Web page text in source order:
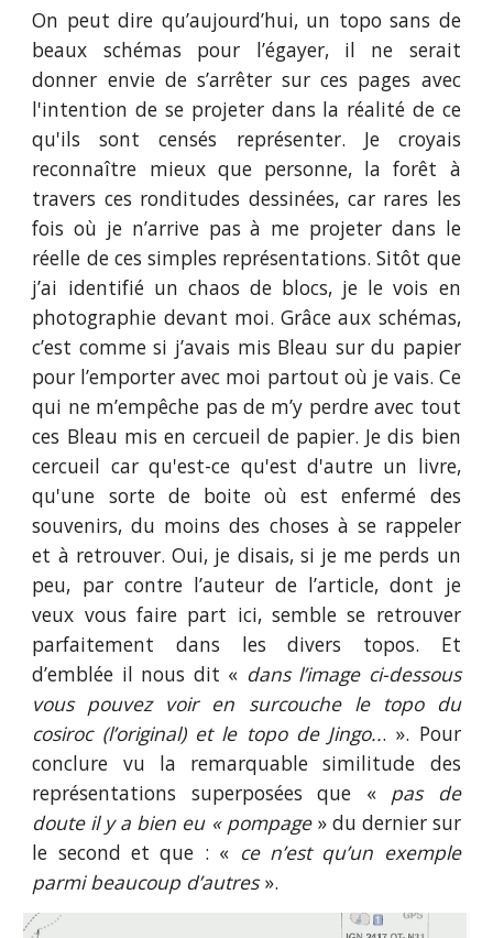
On peut dire qu’aujourd’hui, un topo sans de
beaux schémas pour l’égayer, il ne serait
donner envie de s’arrêter sur ces pages avec
l'intention de se projeter dans la réalité de ce
qu'ils sont censés représenter. Je croyais
reconnaître mieux que personne, la forêt à
travers ces ronditudes dessinées, car rares les
fois où je n’arrive pas à me projeter dans le
réelle de ces simples représentations. Sitôt que
j’ai identifié un chaos de blocs, je le vois en
photographie devant moi. Grâce aux schémas,
c’est comme si j’avais mis Bleau sur du papier
pour l’emporter avec moi partout où je vais. Ce
qui ne m’empêche pas de m’y perdre avec tout
ces Bleau mis en cercueil de papier. Je dis bien
cercueil car qu'est-ce qu'est d'autre un livre,
qu'une sorte de boite où est enfermé des
souvenirs, du moins des choses à se rappeler
et à retrouver. Oui, je disais, si je me perds un
peu, par contre l’auteur de l’article, dont je
veux vous faire part ici, semble se retrouver
parfaitement dans les divers topos. Et
d’emblée il nous dit « dans l’image ci-dessous
vous pouvez voir en surcouche le topo du
cosiroc (l’original) et le topo de Jingo... ». Pour
conclure vu la remarquable similitude des
représentations superposées que «pas de
doute il y a bien eu « pompage» du dernier sur
le second et que : « ce n’est qu’un exemple
parmi beaucoup d’autres».